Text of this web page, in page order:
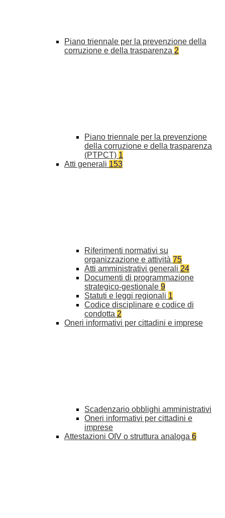
Piano triennale per la prevenzione della
corruzione e della trasparenza 2
Piano triennale per la prevenzione
della corruzione e della trasparenza
(PTPCT) 1
Atti generali 153
Riferimenti normativi su
organizzazione e attività 75
Atti amministrativi generali 24
Documenti di programmazione
strategico-gestionale 9
Statuti e leggi regionali 1
Codice disciplinare e codice di
condotta 2
Oneri informativi per cittadini e imprese
Scadenzario obblighi amministrativi
Oneri informativi per cittadini e
imprese
Attestazioni OIV o struttura analoga 6